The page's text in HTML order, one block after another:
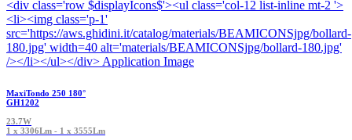
MaxiTondo 250 180°
GH1202
23.7W
1 x 3306Lm - 1 x 3555Lm